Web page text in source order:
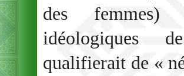
des femmes)
idéologiques
qualifierait de «